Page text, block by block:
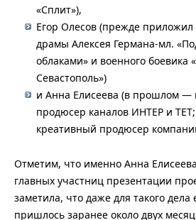
«Сплит»),
Егор Олесов (прежде приложил
драмы Алексея Германа-мл.
облаками» и военного боевика
Севастополь»)
и Анна Елисеева (в прошлом —
продюсер каналов ИНТЕР и
креативный продюсер
Отметим, что именно Анна
главных участниц презентации
заметила, что даже для такого
пришлось заранее около двух